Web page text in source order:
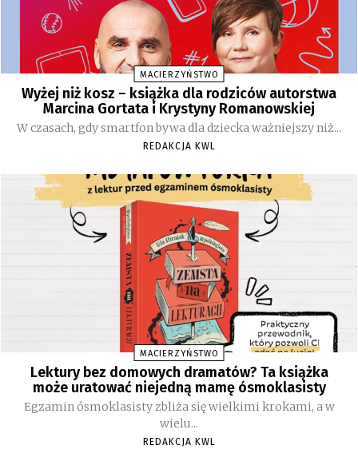
MACIERZYŃSTWO
Wyżej niż kosz – książka dla rodziców autorstwa
Marcina Gortata i Krystyny Romanowskiej
W czasach, gdy smartfon bywa dla dziecka ważniejszy niż...
REDAKCJA KWL
MACIERZYŃSTWO
Lektury bez domowych dramatów? Ta książka
może uratować niejedną mamę ósmoklasisty
Egzamin ósmoklasisty zbliża się wielkimi krokami, a w
wielu...
REDAKCJA KWL